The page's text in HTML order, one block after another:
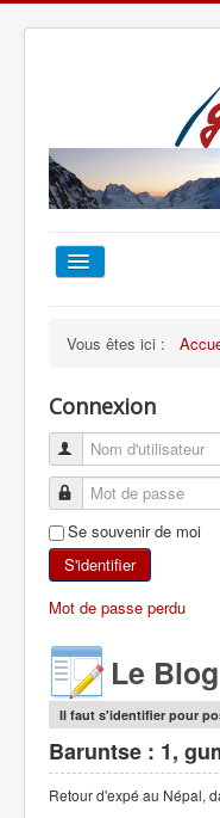
ESCALADE
ALPINISME
SKI DE
RANDONNÉE
RANDONNÉE
Vous êtes ici :
Connexion
Se souvenir de moi
S'identifier
Mot de passe perdu
Le
Il faut s'identifier pour
Baruntse : 1,
Retour d'expé au Népal,